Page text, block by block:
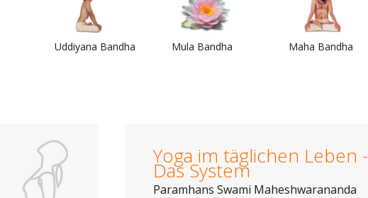
Uddiyana Bandha Mula Bandha Maha Bandha
Yoga im täglichen Leben -
Das System
Paramhans Swami Maheshwarananda